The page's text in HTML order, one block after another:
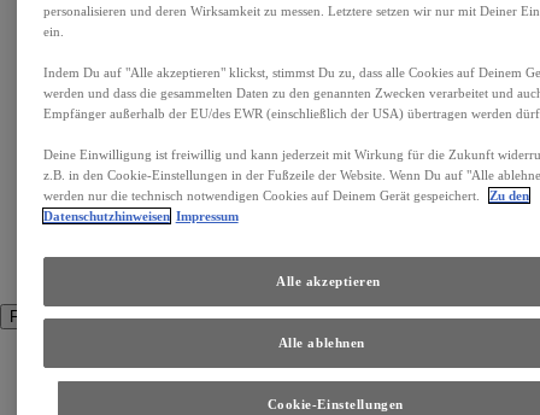
Yaris
GR Yaris
Toyota C-HR
Toyota C-HR+
Corolla Touring Sports
Corolla Cross
Prius Plug-In Hybrid
Toyota bZ4X
bZ4X Touring
RAV4
Land Cruiser
Proace Verso
Fahrzeug-Kategorien
personalisieren und deren Wirksamkeit zu messen. Letztere setzen wir nur mit Deiner
ein.
Indem Du auf "Alle akzeptieren" klickst, stimmst Du zu, dass alle Cookies auf Deinem
werden und dass die gesammelten Daten zu den genannten Zwecken verarbeitet und
Empfänger außerhalb der EU/des EWR (einschließlich der USA) übertragen werden
Deine Einwilligung ist freiwillig und kann jederzeit mit Wirkung für die Zukunft
z.B. in den Cookie-Einstellungen in der Fußzeile der Website. Wenn Du auf "Alle
werden nur die technisch notwendigen Cookies auf Deinem Gerät gespeichert.
Zu den
Datenschutzhinweisen Impressum
Cookie-Einstellungen
Alle ablehnen
Alle akzeptieren